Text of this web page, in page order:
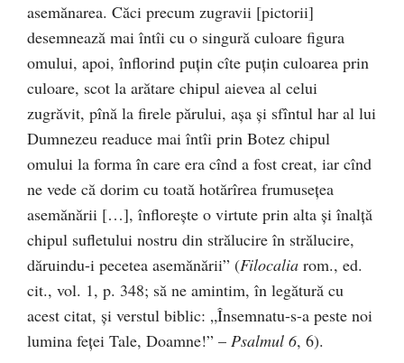
asemănarea. Căci precum zugravii [pictorii]
desemnează mai întîi cu o singură culoare figura
omului, apoi, înflorind puțin cîte puțin culoarea prin
culoare, scot la arătare chipul aievea al celui
zugrăvit, pînă la firele părului, așa și sfîntul har al lui
Dumnezeu readuce mai întîi prin Botez chipul
omului la forma în care era cînd a fost creat, iar cînd
ne vede că dorim cu toată hotărîrea frumusețea
asemănării […], înflorește o virtute prin alta și înalță
chipul sufletului nostru din strălucire în strălucire,
dăruindu-i pecetea asemănării” (Filocalia rom., ed.
cit., vol. 1, p. 348; să ne amintim, în legătură cu
acest citat, și verstul biblic: „Însemnatu-s-a peste noi
lumina feței Tale, Doamne!” – Psalmul 6, 6).